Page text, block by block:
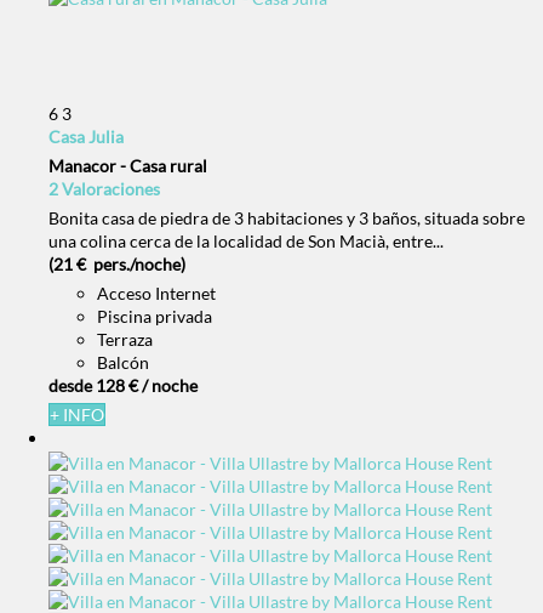
6 3
Casa Julia
Manacor -Casa rural
2 Valoraciones
Bonita casa de piedra de 3 habitaciones y 3 baños, situada sobre
una colina cerca de la localidad de Son Macià, entre...
(21 € pers./noche)
Acceso Internet
Piscina privada
Terraza
Balcón
desde 128 €/ noche
+ INFO